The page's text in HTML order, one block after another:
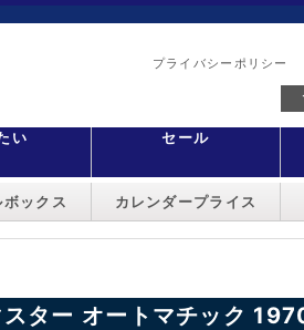
プライバシーポリシー
い セール
ックス カレンダープライス
ター オートマチック